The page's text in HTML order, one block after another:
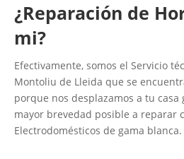
¿Reparación de
mi?
Efectivamente, somos el Servicio
Montoliu de Lleida que se
porque nos desplazamos a tu
mayor brevedad posible a reparar
Electrodomésticos de gama blanca.